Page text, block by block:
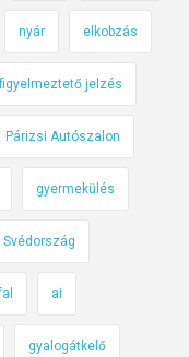
nyár elkobzás
figyelmeztető jelzés
Párizsi Autószalon
gyermekülés
Svédország
ai
gyalogátkelő